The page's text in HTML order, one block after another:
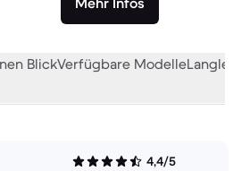
BlickVerfügbare Modelle
4,4/5